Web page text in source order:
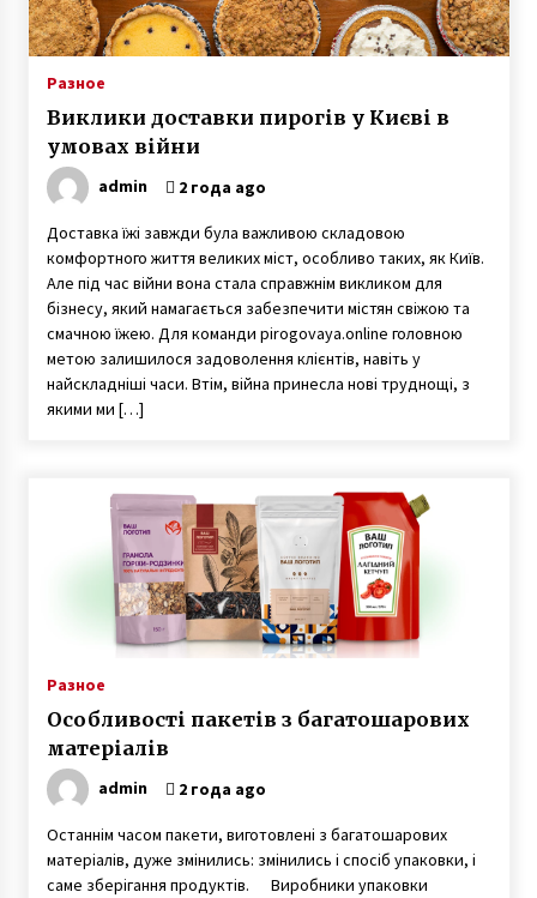
Девушка-рентген Виктория Чабаненко из
Запорожья стала медиком-диагностом
Пластическая операция носа изменила
судьбу женщины — героиня телешоу 1+1
7 лет ago
Антон Васалатий умножает в уме миллионы
чисел и трижды победил на чемпионате
Украины по основам счета
6 лет ago
Контрабанда оружием — капитан дальнего
плавания Геннадий Гаврилов провел пять
без вести мать благодаря организации Новая
жизнь
7 лет ago
Игорь Руденя, живущий в Чернобыльской
зоне 16 лет, открыл выставку картин в Киеве
6 лет ago
встретил свою любовь
облил кислотой ухажер, рассказала о
рождении у нее двойняшек
3 года ago
Разное
Виклики доставки пирогів у Києві в
умовах війни
admin 2 года ago
Доставка їжі завжди була важливою складовою
комфортного життя великих міст, особливо таких, як Київ.
Але під час війни вона стала справжнім викликом для
бізнесу, який намагається забезпечити містян свіжою та
смачною їжею. Для команди pirogovaya.online головною
метою залишилося задоволення клієнтів, навіть у
найскладніші часи. Втім, війна принесла нові труднощі, з
якими ми […]
Разное
Особливості пакетів з багатошарових
матеріалів
admin 2 года ago
Останнім часом пакети, виготовлені з багатошарових
матеріалів, дуже змінились: змінились і спосіб упаковки, і
саме зберігання продуктів. Виробники упаковки